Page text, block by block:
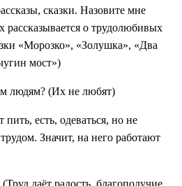
сказки. Назовите мне
рассказывается о трудолюбивых
«Морозко», «Золушка», «Два
мост»)
людям? (Их не любят)
пить, есть, одеваться, но не
Значит, на него работают
(Труд даёт радость, благополучие,